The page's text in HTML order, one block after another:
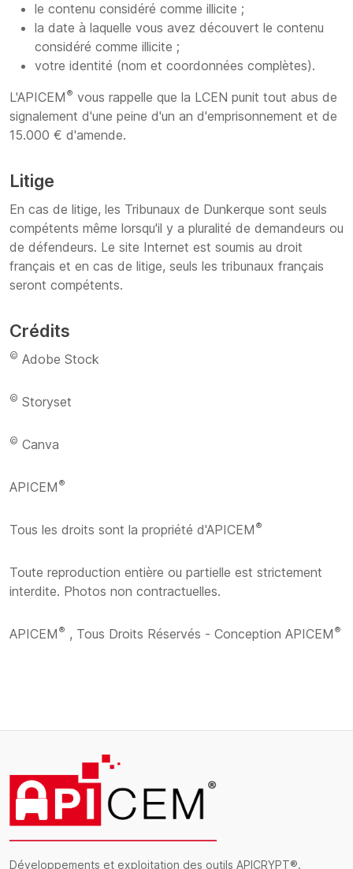
le contenu considéré comme illicite ;
la date à laquelle vous avez découvert le contenu
considéré comme illicite ;
votre identité (nom et coordonnées complètes).
L'APICEM ® vous rappelle que la LCEN punit tout abus de
signalement d'une peine d'un an d'emprisonnement et de
15.000 € d'amende.
Litige
En cas de litige, les Tribunaux de Dunkerque sont seuls
compétents même lorsqu'il y a pluralité de demandeurs ou
de défendeurs. Le site Internet est soumis au droit
français et en cas de litige, seuls les tribunaux français
seront compétents.
Crédits
© Adobe Stock
© Storyset
© Canva
APICEM ®
Tous les droits sont la propriété d'APICEM ®
Toute reproduction entière ou partielle est strictement
interdite. Photos non contractuelles.
APICEM ® , Tous Droits Réservés - Conception APICEM ®
Développements et exploitation des outils APICRYPT®.